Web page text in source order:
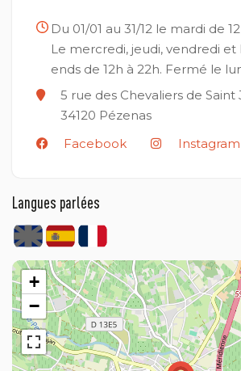
Du 01/01 au 31/12 le mardi de
Le mercredi, jeudi, vendredi et
ends de 12h à 22h. Fermé le
5 rue des Chevaliers de Saint
34120 Pézenas
Facebook
Instagram
Langues parlées
+
−